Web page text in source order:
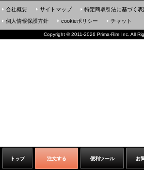
トップ 注文する 便利ツール お
会社概要 サイトマップ 特定商取引法に基づく表
個人情報保護方針
cookieポリシー チャット
Copyright ©2011-2026 Prima-Rire Inc. All